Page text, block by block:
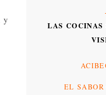
y
LAS COCINAS
EL